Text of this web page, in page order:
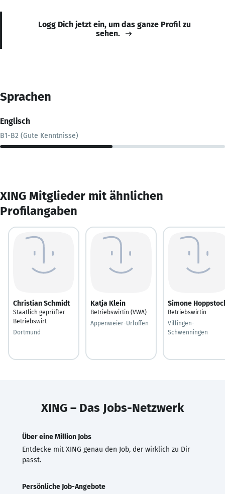
Logg Dich jetzt ein, um das ganze Profil zu
sehen.
Sprachen
Englisch
B1-B2 (Gute Kenntnisse)
XING Mitglieder mit ähnlichen
Profilangaben
Christian Schmidt
Staatlich geprüfter
Betriebswirt
Dortmund
Katja Klein
Betriebswirtin (VWA)
Appenweier-Urloffen
Simone
Betriebswirtin
Villingen-
Schwenningen
XING – Das Jobs-Netzwerk
Über eine Million Jobs
Entdecke mit XING genau den Job, der wirklich zu Dir
passt.
Persönliche Job-Angebote